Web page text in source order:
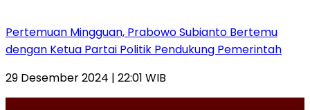
Pertemuan Mingguan, Prabowo Subianto Bertemu
dengan Ketua Partai Politik Pendukung Pemerintah
29 Desember 2024 | 22:01 WIB